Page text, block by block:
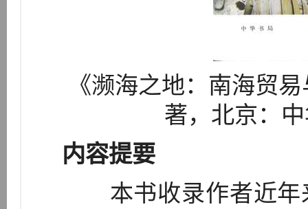
《濒海之地：南海贸
著，北京：
内容提要
本书收录作者近年